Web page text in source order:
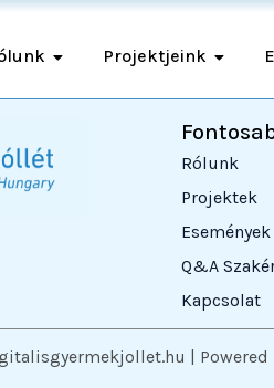
Projektjeink
Rólunk
Projektek
Események
Q&A
Kapcsolat
| Powered